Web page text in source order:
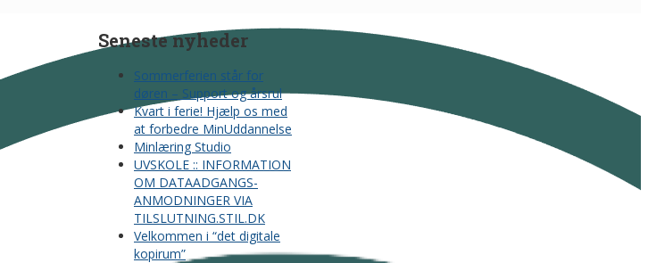
Seneste nyheder
Sommerferien står for
døren – Support og årsrul
Kvart i ferie! Hjælp os med
at forbedre MinUddannelse
Minlæring Studio
UVSKOLE :: INFORMATION
OM DATAADGANGS-
ANMODNINGER VIA
TILSLUTNING.STIL.DK
Velkommen i “det digitale
kopirum”